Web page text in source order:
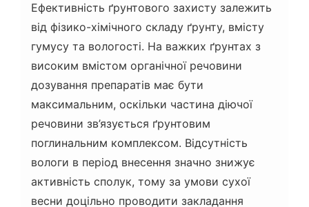
Ефективність ґрунтового захисту залежить
від фізико-хімічного складу ґрунту, вмісту
гумусу та вологості. На важких ґрунтах з
високим вмістом органічної речовини
дозування препаратів має бути
максимальним, оскільки частина діючої
речовини зв’язується ґрунтовим
поглинальним комплексом. Відсутність
вологи в період внесення значно знижує
активність сполук, тому за умови сухої
весни доцільно проводити закладання